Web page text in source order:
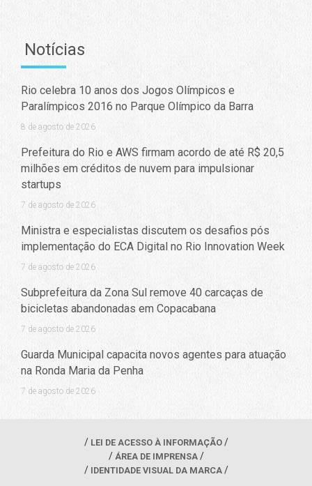
Notícias
Rio celebra 10 anos dos Jogos Olímpicos e
Paralímpicos 2016 no Parque Olímpico da Barra
8 de agosto de 2026
Prefeitura do Rio e AWS firmam acordo de até R$ 20,5
milhões em créditos de nuvem para impulsionar
startups
7 de agosto de 2026
Ministra e especialistas discutem os desafios pós
implementação do ECA Digital no Rio Innovation Week
7 de agosto de 2026
Subprefeitura da Zona Sul remove 40 carcaças de
bicicletas abandonadas em Copacabana
7 de agosto de 2026
Guarda Municipal capacita novos agentes para atuação
na Ronda Maria da Penha
7 de agosto de 2026
LEI DE ACESSO À INFORMAÇÃO
ÁREA DE IMPRENSA
IDENTIDADE VISUAL DA MARCA